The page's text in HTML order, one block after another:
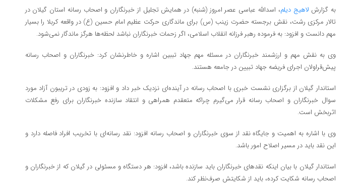
به گزارش لاهیج دیلم، اسدالله عباسی عصر امروز (شنبه) در همایش تجلیل از خبرنگاران و اصحاب رسانه استان گیلان در
تالار مرکزی رشت، نقش برجسته حضرت زینب (س) برای ماندگاری حرکت عظیم امام حسین (ع) در واقعه کربلا را بسیار
مهم دانست و افزود: به فرموده رهبر فرزانه انقلاب اسلامی، اگر زحمات خبرنگاران نباشد لحظه‌ها هرگز ماندگار نمی‌شود.
وی به نقش مهم و ارزشمند خبرنگاران در مسئله مهم جهاد تببین اشاره و خاطرنشان کرد: خبرنگاران و اصحاب رسانه
پیش‌قراولان اجرای فریضه جهاد تبیین در جامعه هستند.
استاندار گیلان از برگزاری نشست خبری با اصحاب رسانه در آینده‌ای نزدیک خبر داد و افزود: به زودی در تریبون آزاد مورد
سوال خبرنگاران و اصحاب رسانه قرار می‌گیرم چراکه متعقدم همراهی و انتقاد سازنده خبرنگاران برای رفع مشکلات
اثربخش است.
وی با اشاره به اهمیت و جایگاه نقد از سوی خبرنگاران و اصحاب رسانه افزود: نقد رسانه‌ای با تخریب افراد فاصله دارد و
این نقد باید در مسیر اصلاح امور باشد.
استاندار گیلان با بیان اینکه نقدهای خبرنگاران باید سازنده باشد، افزود: هر دستگاه و مسئولی در گیلان که از خبرنگاران و
اصحاب رسانه شکایت کرده، باید از شکایتش صرف‌نظر کند.